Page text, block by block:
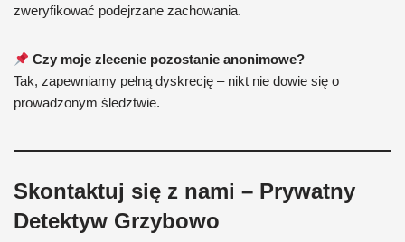
zweryfikować podejrzane zachowania.
Czy moje zlecenie pozostanie anonimowe?
Tak, zapewniamy pełną dyskrecję – nikt nie dowie się o
prowadzonym śledztwie.
Skontaktuj się z nami – Prywatny
Detektyw Grzybowo